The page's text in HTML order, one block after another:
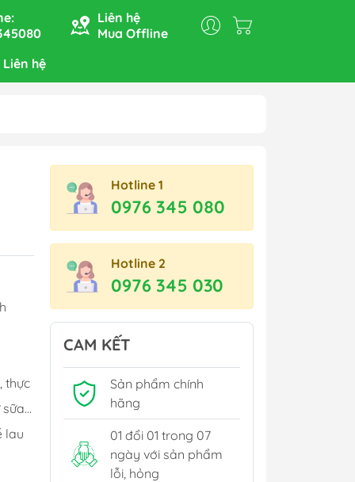
Liên hệ
Mua Offline
Hộp cơm điện
Bàn là - Máy sấy tóc
Nồi cơm điện - Nồi áp suất
Bếp Từ - Bếp Hồng Ngoại
Thiết bị sưởi - Quạt
Thiết bị làm bánh
Nồi Nấu Chậm
hệ
thực
lau
Hotline 1
0976 345 080
Hotline 2
0976 345 030
CAM KẾT
Sản phẩm chính
hãng
01 đổi 01 trong 07
ngày với sản phẩm
lỗi, hỏng